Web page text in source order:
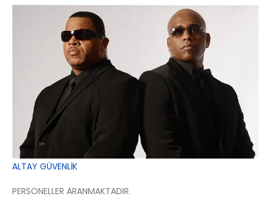
ALTAY GÜVENLİK
PERSONELLER ARANMAKTADIR.